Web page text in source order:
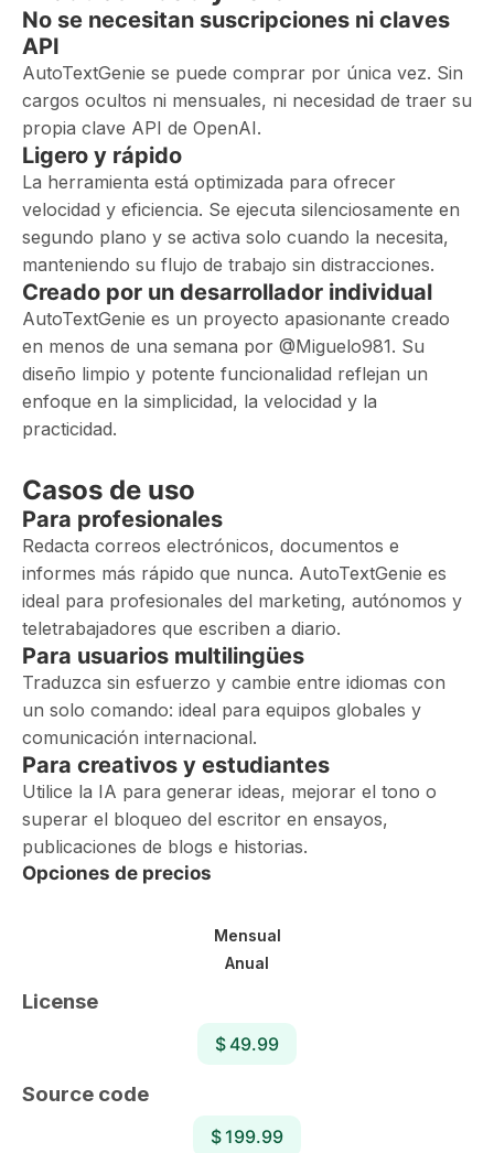
No se necesitan suscripciones ni claves
API
AutoTextGenie se puede comprar por única vez. Sin
cargos ocultos ni mensuales, ni necesidad de traer su
propia clave API de OpenAI.
Ligero y rápido
La herramienta está optimizada para ofrecer
velocidad y eficiencia. Se ejecuta silenciosamente en
segundo plano y se activa solo cuando la necesita,
manteniendo su flujo de trabajo sin distracciones.
Creado por un desarrollador individual
AutoTextGenie es un proyecto apasionante creado
en menos de una semana por @Miguelo981. Su
diseño limpio y potente funcionalidad reflejan un
enfoque en la simplicidad, la velocidad y la
practicidad.
Casos de uso
Para profesionales
Redacta correos electrónicos, documentos e
informes más rápido que nunca. AutoTextGenie es
ideal para profesionales del marketing, autónomos y
teletrabajadores que escriben a diario.
Para usuarios multilingües
Traduzca sin esfuerzo y cambie entre idiomas con
un solo comando: ideal para equipos globales y
comunicación internacional.
Para creativos y estudiantes
Utilice la IA para generar ideas, mejorar el tono o
superar el bloqueo del escritor en ensayos,
publicaciones de blogs e historias.
Opciones de precios
Mensual
Anual
License
$ 49.99
Source code
$ 199.99